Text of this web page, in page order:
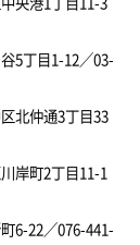
5丁目1-12／03-
北仲通3丁目33
岸町2丁目11-1
6-22／076-441-